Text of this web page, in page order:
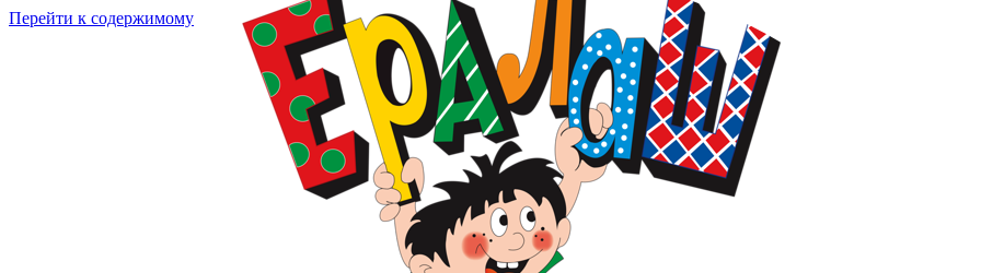
Перейти к содержимому